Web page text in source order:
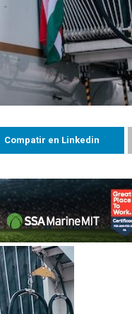
Compatir en Linkedin